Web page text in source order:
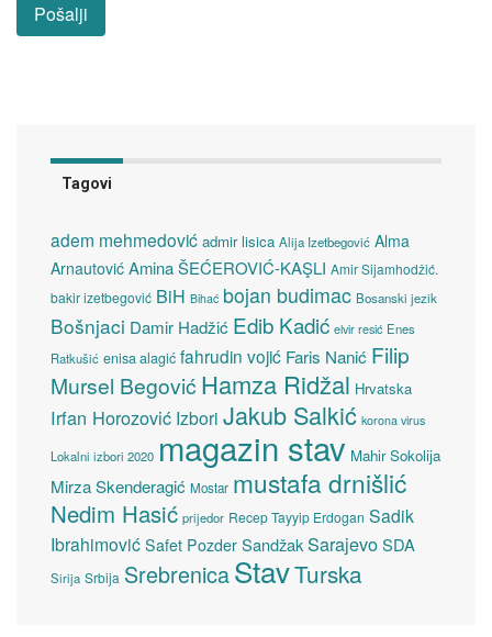
Tagovi
adem mehmedović admir lisica Alija Izetbegović Alma
Arnautović Amina ŠEĆEROVIĆ-KAŞLI Amir Sijamhodžić.
bakir izetbegović BiH Bihać bojan budimac Bosanski jezik
Bošnjaci Damir Hadžić Edib Kadić elvir resić Enes
Ratkušić enisa alagić fahrudin vojić Faris Nanić Filip
Mursel Begović Hamza Ridžal Hrvatska
Irfan Horozović Izbori Jakub Salkić korona virus
Lokalni izbori 2020 magazin stav Mahir Sokolija
Mirza Skenderagić Mostar mustafa drnišlić
Nedim Hasić prijedor Recep Tayyip Erdogan Sadik
Ibrahimović Safet Pozder SandžakSarajevoSDA
Sirija Srbija SrebrenicaStavTurska